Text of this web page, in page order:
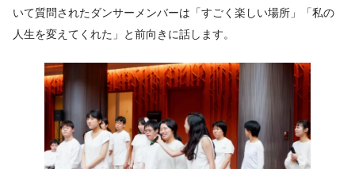
いて質問されたダンサーメンバーは「すごく楽しい場所」「私の
人生を変えてくれた」と前向きに話します。